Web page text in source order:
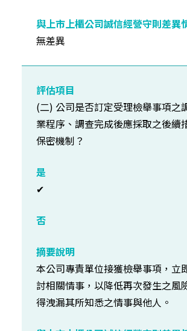
無差異
(二) 公司是否訂定受理檢舉事項之
業程序、調查完成後應採取之後續
保密機制？
✔
本公司專責單位接獲檢舉事項，立
討相關情事，以降低再次發生之風
得洩漏其所知悉之情事與他人。